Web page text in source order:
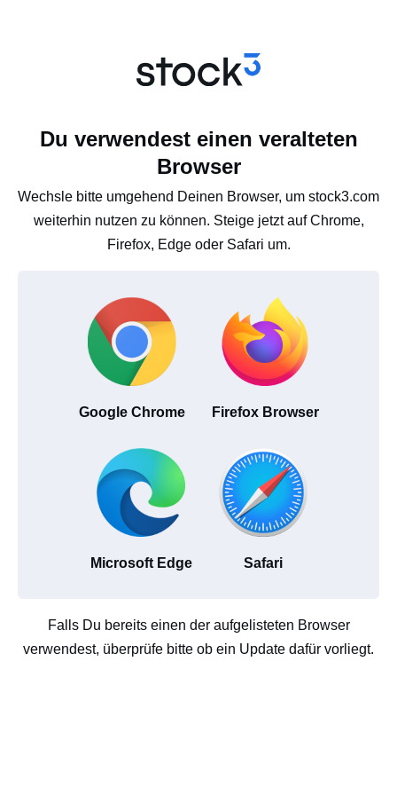
Du verwendest einen veralteten
Browser
Wechsle bitte umgehend Deinen Browser, um stock3.com
weiterhin nutzen zu können. Steige jetzt auf Chrome,
Firefox, Edge oder Safari um.
Google Chrome Firefox Browser
Microsoft Edge Safari
Falls Du bereits einen der aufgelisteten Browser
verwendest, überprüfe bitte ob ein Update dafür vorliegt.